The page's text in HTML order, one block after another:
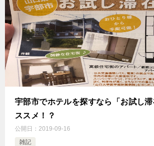
宇部市でホテルを探すなら「お試し
ススメ！？
公開日： 2019-09-16
雑記